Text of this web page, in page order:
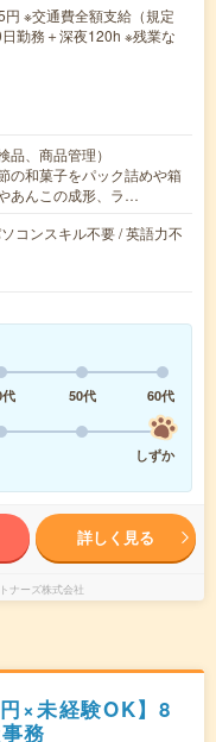
※交通費全額支給（規定
勤務＋深夜120h ※残業な
、商品管理）
の和菓子をパック詰めや箱
あんこの成形、ラ…
コンスキル不要 / 英語力不
50代
60代
しずか
詳しく見る
ナーズ株式会社
×未経験OK】8
務